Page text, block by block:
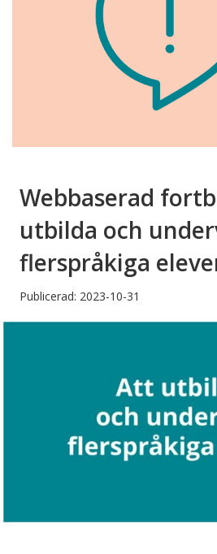
Webbaserad
utbilda och
flerspråkiga
Publicerad: 2023-10-31